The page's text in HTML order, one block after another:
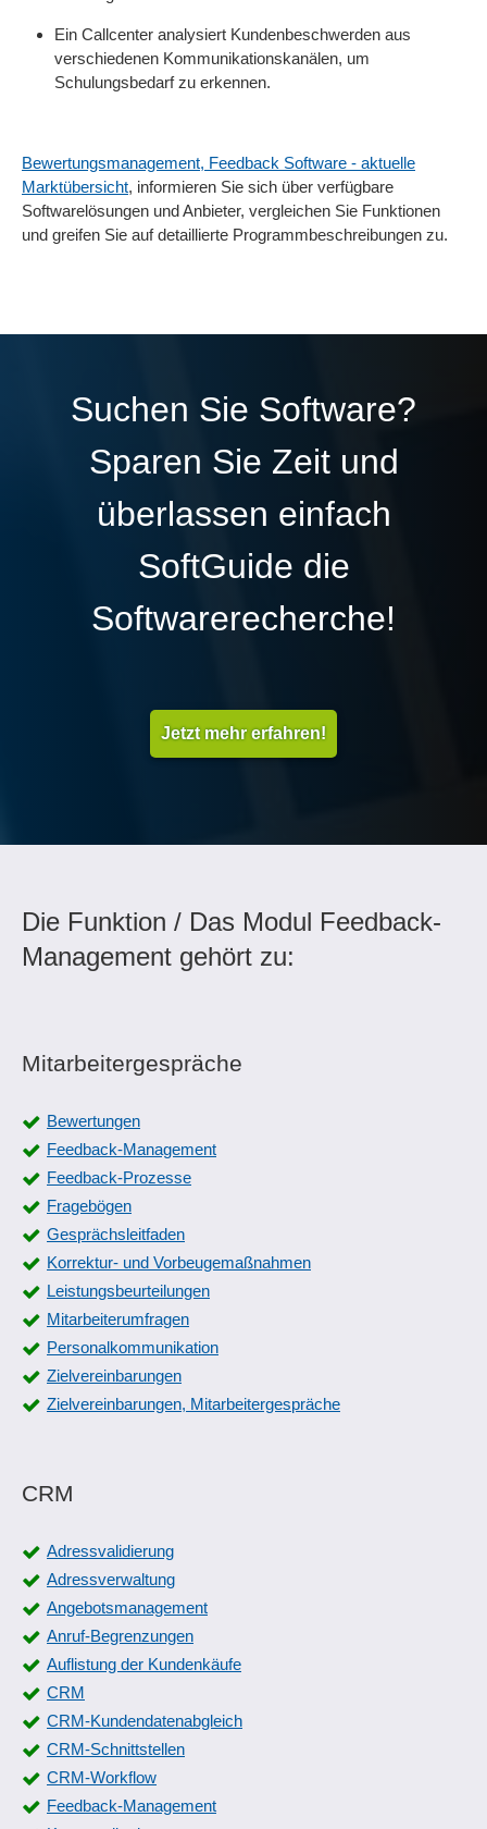
Ein Callcenter analysiert Kundenbeschwerden aus
verschiedenen Kommunikationskanälen, um
Schulungsbedarf zu erkennen.
Bewertungsmanagement, Feedback Software - aktuelle
Marktübersicht, informieren Sie sich über verfügbare
Softwarelösungen und Anbieter, vergleichen Sie Funktionen
und greifen Sie auf detaillierte Programmbeschreibungen zu.
Suchen Sie Software?
Sparen Sie Zeit und
überlassen einfach
SoftGuide die
Softwarerecherche!
Jetzt mehr erfahren!
Die Funktion / Das Modul Feedback-
Management gehört zu:
Mitarbeitergespräche
Bewertungen
Feedback-Management
Feedback-Prozesse
Fragebögen
Gesprächsleitfaden
Korrektur- und Vorbeugemaßnahmen
Leistungsbeurteilungen
Mitarbeiterumfragen
Personalkommunikation
Zielvereinbarungen
Zielvereinbarungen, Mitarbeitergespräche
CRM
Adressvalidierung
Adressverwaltung
Angebotsmanagement
Anruf-Begrenzungen
Auflistung der Kundenkäufe
CRM
CRM-Kundendatenabgleich
CRM-Schnittstellen
CRM-Workflow
Feedback-Management